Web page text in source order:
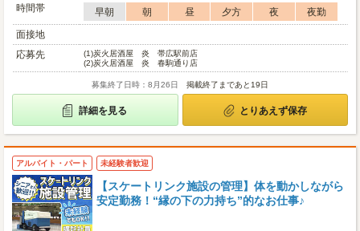
時間帯
早朝 朝 昼 夕方 夜
夜勤
面接地
応募先
(1)炭火居酒屋 炎 帯広駅前店
(2)炭火居酒屋 炎 春駒通り店
募集終了日時：8月26日 掲載終了まであと19日
詳細を見る とりあえず保存
アルバイト・パート 未経験者歓迎
【スケートリンク施設の管理】体を動かしながら
安定勤務！“縁の下の力持ち”的なお仕事♪